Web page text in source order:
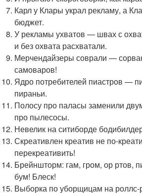
Карл у Клары украл рекламу, а
бюджет.
У рекламы ухватов — швах с
и без охвата расхватали.
Мерчендайзеры соврали —
самоваров!
Ядро потребителей пиастров —
пираньи.
Полосу про паласы заменили
про пылесосы.
Невелик на ситиборде
Скреативлен креатив не по-
перекреативить!
Брейншторм: гам, гром, ор ртов,
бум! Блеск!
Выборка по уборщицам на роллс-